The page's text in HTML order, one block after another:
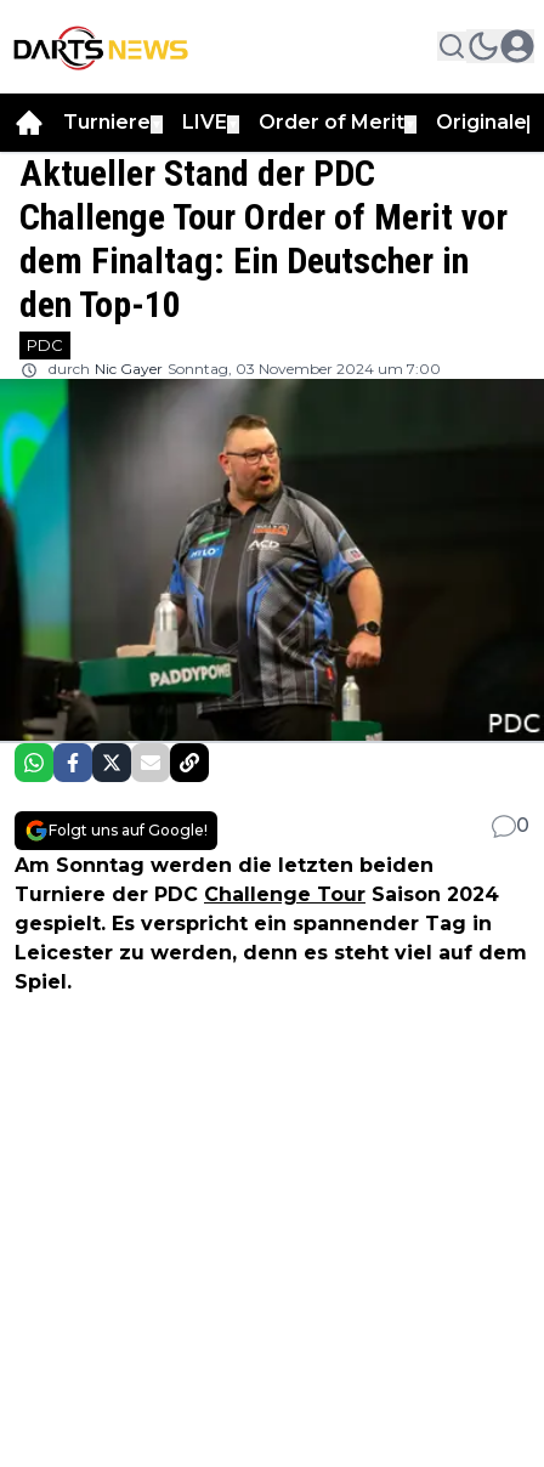
Turniere LIVE Order of Merit Originale
Aktueller Stand der PDC
Challenge Tour Order of Merit vor
dem Finaltag: Ein Deutscher in
den Top-10
PDC
durch Nic Gayer Sonntag, 03 November 2024 um 7:00
Folgt uns auf Google!
0
Am Sonntag werden die letzten beiden
Turniere der PDC Challenge Tour Saison 2024
gespielt. Es verspricht ein spannender Tag in
Leicester zu werden, denn es steht viel auf dem
Spiel.